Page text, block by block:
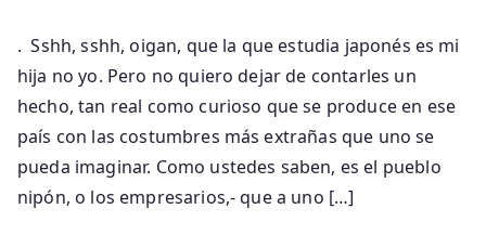
. Sshh, sshh, oigan, que la que estudia japonés es mi
hija no yo. Pero no quiero dejar de contarles un
hecho, tan real como curioso que se produce en ese
país con las costumbres más extrañas que uno se
pueda imaginar. Como ustedes saben, es el pueblo
nipón, o los empresarios,- que a uno […]